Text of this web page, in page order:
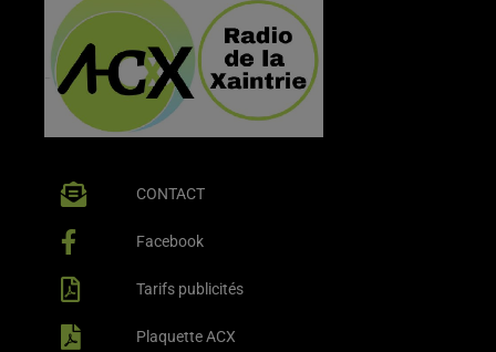
CONTACT
Facebook
Tarifs publicités
Plaquette ACX